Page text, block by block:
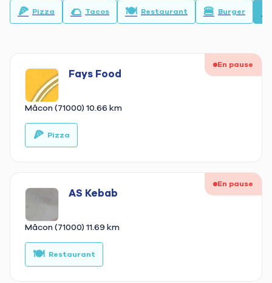
🍕 Pizza 🌮 Tacos 🍽️ Restaurant 🍔 Burger
En pause
Fays Food
Mâcon (71000) 10.66 km
🍕 Pizza
En pause
AS Kebab
Mâcon (71000) 11.69 km
🍽️ Restaurant